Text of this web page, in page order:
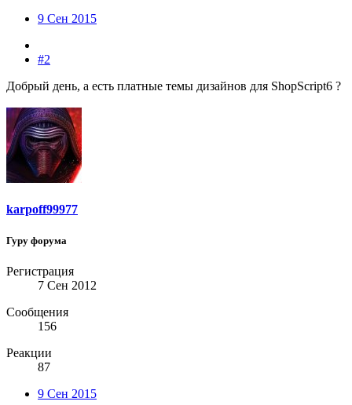
9 Сен 2015
#2
Добрый день, а есть платные темы дизайнов для ShopScript6 ?
karpoff99977
Гуру форума
Регистрация
7 Сен 2012
Сообщения
156
Реакции
87
9 Сен 2015